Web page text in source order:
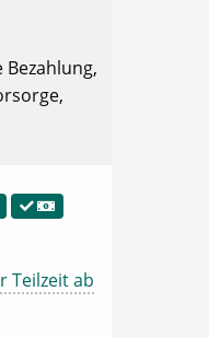
Teilzeit ab